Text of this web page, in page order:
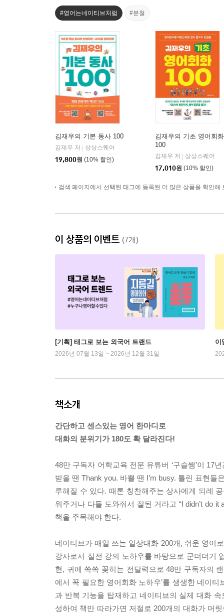
#영어는네이티브처럼 #분철
김재우의 기본 동사 100
김재우 저
상상스퀘어
19,800원 (10% 할인)
김재우의 기초 영어회화
100
김재우 저
상상스퀘어
17,010원 (10% 할인)
검색 페이지에서 선택된 태그에 등록된 더 많은 상품을 확인해
이 상품의 이벤트 (7개)
[기획] 태그로 보는 외국어 트랜드
2026년 07월 13일 ~ 2026년 12월 31일
이
책소개
간단하고 센스있는 영어 한마디로
대화의 분위기가 180도 확 달라진다!
48만 구독자 어학교육 전문 유튜버 ‘구슬쌤’이 17
받을 땐 Thank you. 바쁠 땐 I’m busy. 틀린 표현
루해질 수 있다. 때론 칭찬해주는 상사에게 되레
워주거나 다들 도와줘서 잘된 거라고 “I didn’t do
책을 주목해야 한다.
네이티브가 매일 쓰는 일상대화 200개, 쉬운 영어
강사로서 실전 강의 노하우를 바탕으로 군더더기
현, 귀에 쏙쏙 꽂히는 전달력으로 48만 구독자의
에서 꼭 필요한 영어회화 노하우’를 생생한 네이
과 반복 기능을 탑재하고 네이티브의 실제 대화
성하여 책만 따라가면 저절로 200개의 대화가 머